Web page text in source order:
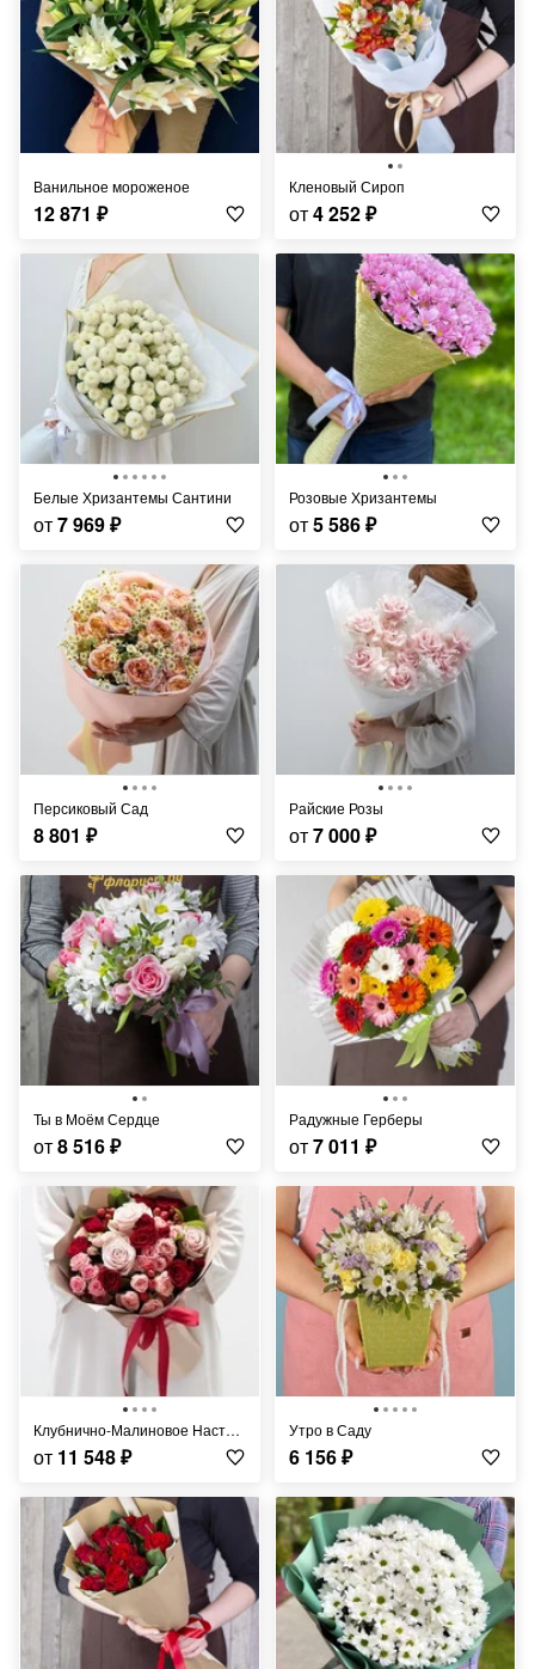
Ванильное мороженое
12 871 ₽
Кленовый Сироп
от4 252₽
Белые Хризантемы Сантини
от7 969₽
Розовые Хризантемы
от5 586₽
Персиковый Сад
8 801 ₽
Райские Розы
от7 000₽
Ты в Моём Сердце
от8 516₽
Радужные Герберы
от7 011 ₽
Клубнично-Малиновое Настроение
от 11 548₽
Утро в Саду
6 156₽